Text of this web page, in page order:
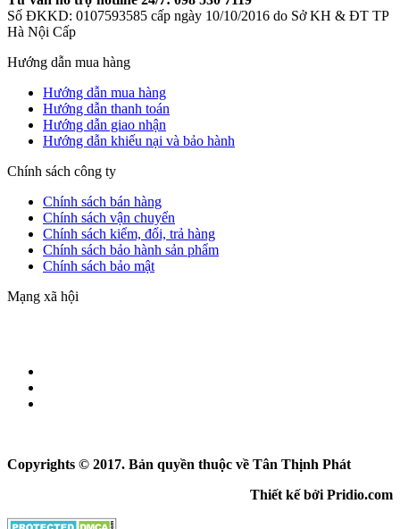
Số ĐKKD: 0107593585 cấp ngày 10/10/2016 do Sở KH & ĐT TP
Hà Nội Cấp
Hướng dẫn mua hàng
Hướng dẫn mua hàng
Hướng dẫn thanh toán
Hướng dẫn giao nhận
Hướng dẫn khiếu nại và bảo hành
Chính sách công ty
Chính sách bán hàng
Chính sách vận chuyển
Chính sách kiểm, đổi, trả hàng
Chính sách bảo hành sản phẩm
Chính sách bảo mật
Mạng xã hội
Copyrights © 2017. Bản quyền thuộc về Tân Thịnh Phát
Thiết kế bởi Pridio.com